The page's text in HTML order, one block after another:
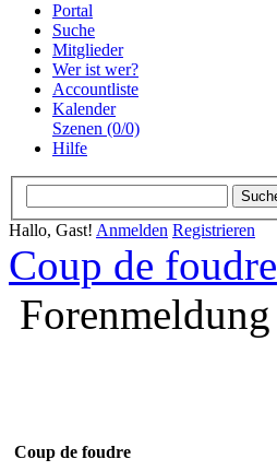
Portal
Suche
Mitglieder
Wer ist wer?
Accountliste
Kalender
Szenen (0/0)
Hilfe
Hallo, Gast! Anmelden Registrieren
Coup de foudre
Forenmeldung
Coup de foudre